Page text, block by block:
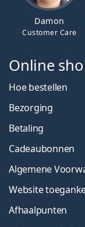
Damon
Customer Care
Online
Hoe bestellen
Bezorging
Betaling
Cadeaubonnen
Algemene
Website
Afhaalpunten